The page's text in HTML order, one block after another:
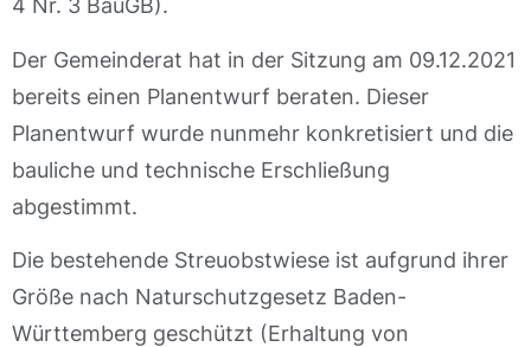
4 Nr. 3 BauGB).
Der Gemeinderat hat in der Sitzung am 09.12.2021
bereits einen Planentwurf beraten. Dieser
Planentwurf wurde nunmehr konkretisiert und die
bauliche und technische Erschließung
abgestimmt.
Die bestehende Streuobstwiese ist aufgrund ihrer
Größe nach Naturschutzgesetz Baden-
Württemberg geschützt (Erhaltung von